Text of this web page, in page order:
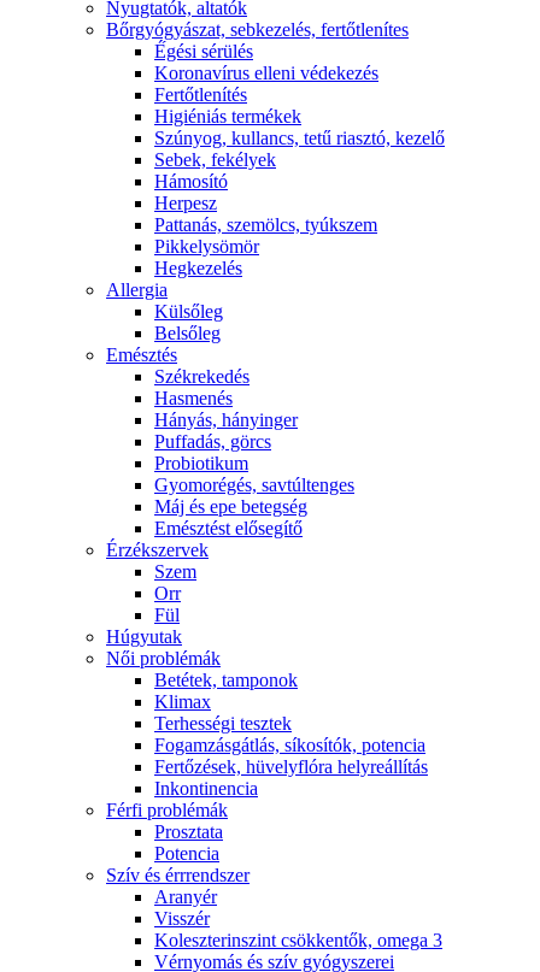
Nyugtatók, altatók
Bőrgyógyászat, sebkezelés, fertőtlenítes
É́gési sérülés
Koronavírus elleni védekezés
Fertőtlenítés
Higiéniás termékek
Szúnyog, kullancs, tetű riasztó, kezelő
Sebek, fekélyek
Hámosító
Herpesz
Pattanás, szemölcs, tyúkszem
Pikkelysömör
Hegkezelés
Allergia
Külsőleg
Belsőleg
Emésztés
Székrekedés
Hasmenés
Hányás, hányinger
Puffadás, görcs
Probiotikum
Gyomorégés, savtúltenges
Máj és epe betegség
Emésztést elősegítő
Érzékszervek
Szem
Orr
Fül
Húgyutak
Női problémák
Betétek, tamponok
Klimax
Terhességi tesztek
Fogamzásgátlás, síkosítók, potencia
Fertőzések, hüvelyflóra helyreállítás
Inkontinencia
Férfi problémák
Prosztata
Potencia
Szív és érrrendszer
Aranyér
Visszér
Koleszterinszint csökkentők, omega 3
Vérnyomás és szív gyógyszerei